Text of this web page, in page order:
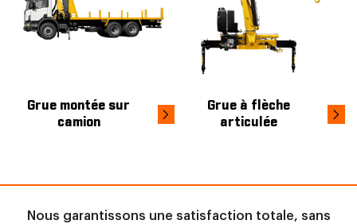
Grue montée sur
camion
Grue à flèche
articulée
Nous garantissons une satisfaction totale, sans